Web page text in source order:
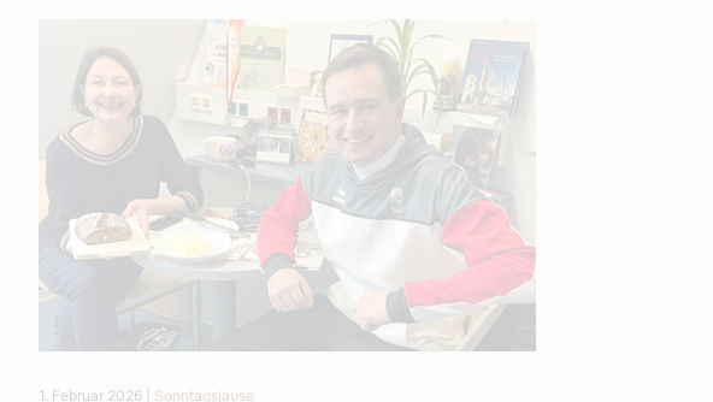
1. Februar 2026 Sonntagsjause